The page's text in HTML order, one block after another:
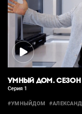
УМНЫЙ ДОМ. СЕЗОН
Серия 1
#УМНЫЙДОМ